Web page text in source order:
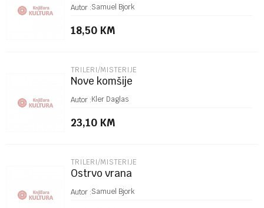
Poruka
POŠALJI
Autor :Samuel Bjork
18,50 KM
TRILERI/MISTERIJE
Nove komšije
Autor :Kler Daglas
23,10 KM
TRILERI/MISTERIJE
Ostrvo vrana
Autor :Samuel Bjork